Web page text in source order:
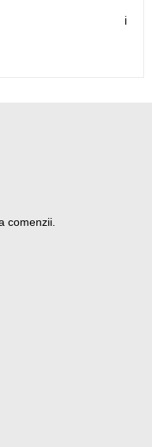
ℹ️
comenzii.